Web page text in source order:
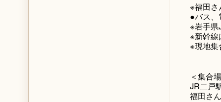
※福田さ
●バス、
※岩手県
※新幹
※現地集
＜集合
JR二
福田さ